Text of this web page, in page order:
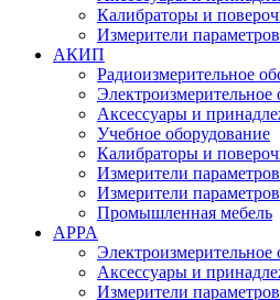
Калибраторы и
Измерители
АКИП
Радиоизмерительное
Электроизмерительное
Аксессуары и
Учебное оборудование
Калибраторы и
Измерители
Измерители
Промышленная мебель
APPA
Электроизмерительное
Аксессуары и
Измерители